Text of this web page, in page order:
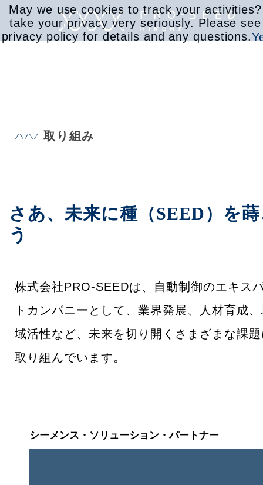
取り組み
お問合せ
ロボット教室・プログラミング教室
取り組み
さあ、未来に種（SEED）を
う
株式会社PRO-SEEDは、自動制御のエキス
トカンパニーとして、業界発展、人材育成
域活性など、未来を切り開くさまざまな課
取り組んでいます。
シーメンス・ソリューション・パートナー
May we use cookies to track your
take your privacy very seriously. Please
privacy policy for details and any questions.